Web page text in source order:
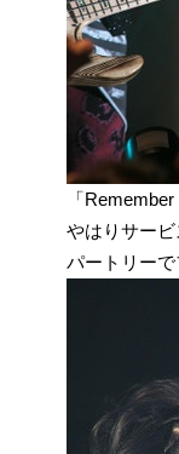
「
やはりサー
パートリー